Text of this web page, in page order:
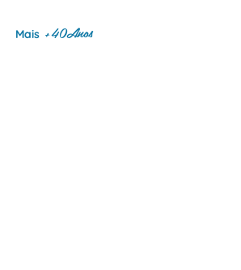
Mais +40Anos